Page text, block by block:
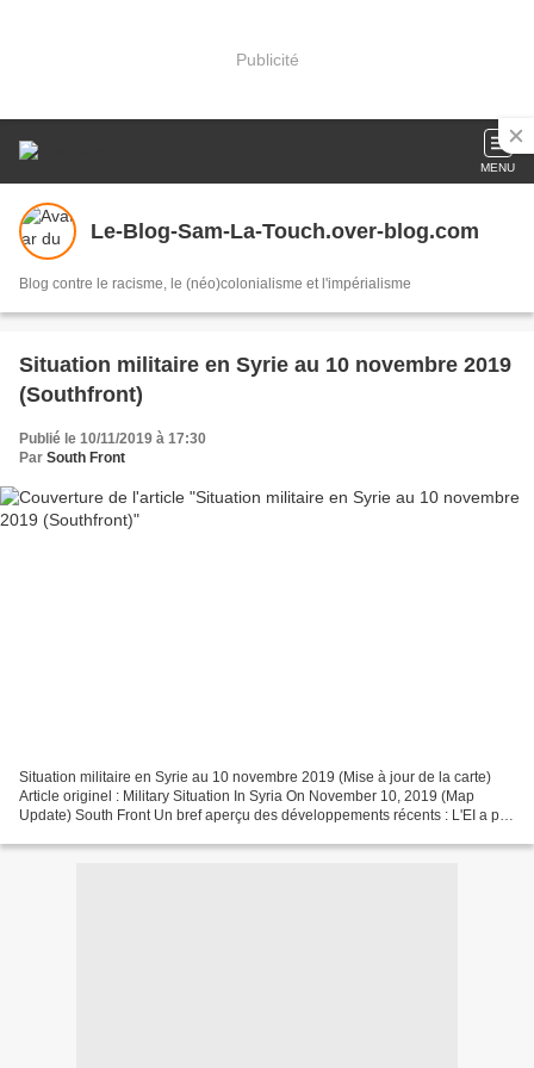
Publicité
MENU
Le-Blog-Sam-La-Touch.over-blog.com
Blog contre le racisme, le (néo)colonialisme et l'impérialisme
Situation militaire en Syrie au 10 novembre 2019
(Southfront)
Publié le 10/11/2019 à 17:30
Par South Front
Situation militaire en Syrie au 10 novembre 2019 (Mise à jour de la carte)
Article originel : Military Situation In Syria On November 10, 2019 (Map
Update) South Front Un bref aperçu des développements récents : L'EI a pris